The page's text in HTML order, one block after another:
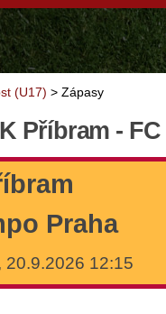
(U17) > Zápasy
Příbram -
Praha
20.9.2026 12:15